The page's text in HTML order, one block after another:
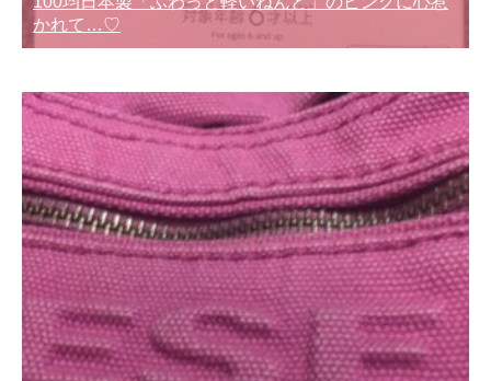
かれて…♡